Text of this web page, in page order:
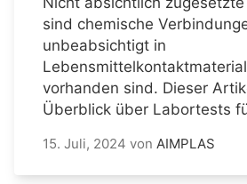
sind chemische
unbeabsichtigt in
vorhanden sind. Dieser
Überblick über Labortests
15. Juli, 2024 von AIMPLAS